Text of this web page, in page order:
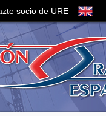
socio de URE